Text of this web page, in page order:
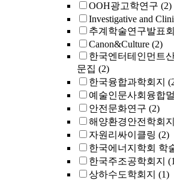
OOH광고학연구 (2)
Investigative and
추계학술연구발표회
Canon&Culture (2)
한국엔터테인먼트
문집 (2)
한국융합과학회지
예술인문사회융합
안전문화연구 (2)
해양환경안전학회지
자원리싸이클링 (2)
한국에너지학회 학
한국주조공학회지
상하수도학회지 (1)